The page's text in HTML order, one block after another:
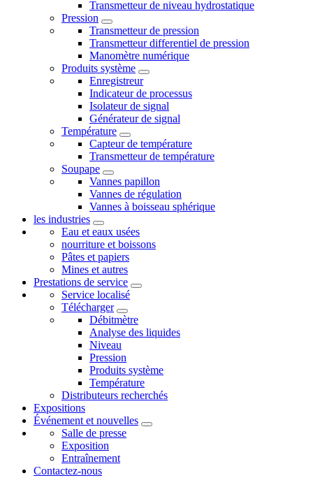
Transmetteur de niveau hydrostatique
Pression
Transmetteur de pression
Transmetteur differentiel de pression
Manomètre numérique
Produits système
Enregistreur
Indicateur de processus
Isolateur de signal
Générateur de signal
Température
Capteur de température
Transmetteur de température
Soupape
Vannes papillon
Vannes de régulation
Vannes à boisseau sphérique
les industries
Eau et eaux usées
nourriture et boissons
Pâtes et papiers
Mines et autres
Prestations de service
Service localisé
Télécharger
Débitmètre
Analyse des liquides
Niveau
Pression
Produits système
Température
Distributeurs recherchés
Expositions
Événement et nouvelles
Salle de presse
Exposition
Entraînement
Contactez-nous